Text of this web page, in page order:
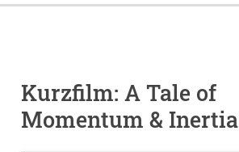
Kurzfilm: A Tale of
Momentum & Inertia